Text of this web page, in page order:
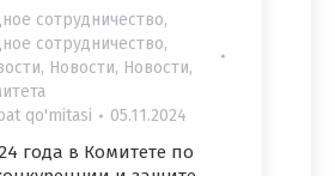
сотрудничество,
сотрудничество,
, Новости, Новости,
qo'mitasi 05.11.2024
года в Комитете по